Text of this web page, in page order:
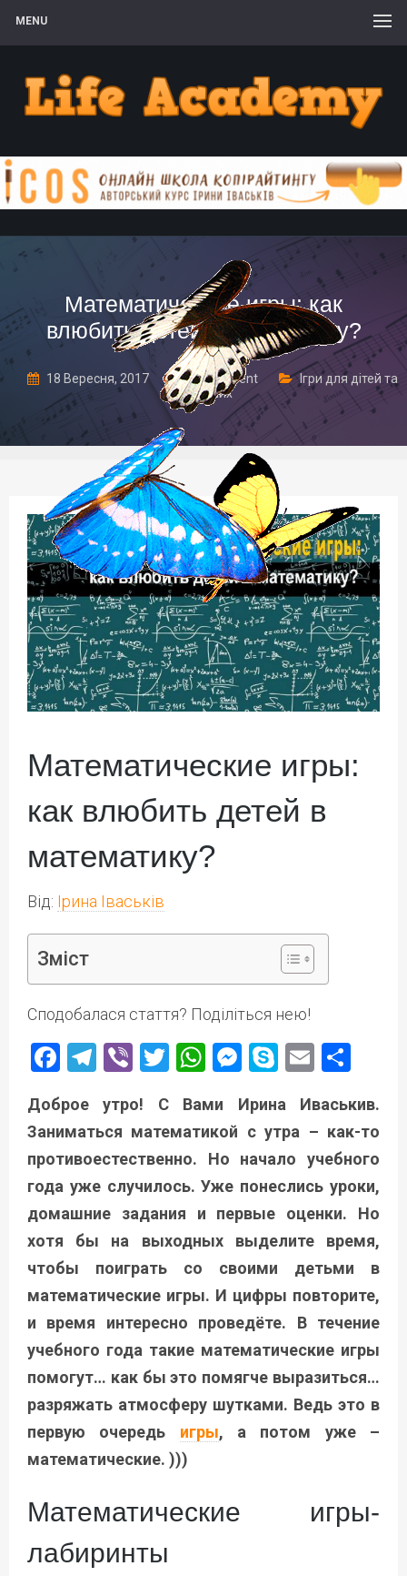
MENU
Математические игры: как
влюбить детей в математику?
18 Вересня, 2017 1 Comment
Ігри для дітей та
дорослих
Математические игры:
как влюбить детей в
математику?
Від: Ірина Іваськів
Зміст
Сподобалася стаття? Поділіться нею!
Facebook
Telegram
ViberTwitter
WhatsApp
Messenger
Skype
Email
Доброе утро! С Вами Ирина Иваськив.
Заниматься математикой с утра – как-то
противоестественно. Но начало учебного
года уже случилось. Уже понеслись уроки,
домашние задания и первые оценки. Но
хотя бы на выходных выделите время,
чтобы поиграть со своими детьми в
математические игры. И цифры повторите,
и время интересно проведёте. В течение
учебного года такие математические игры
помогут… как бы это помягче выразиться…
разряжать атмосферу шутками. Ведь это в
первую очередь игры, а потом уже –
математические. )))
Математические игры-
лабиринты